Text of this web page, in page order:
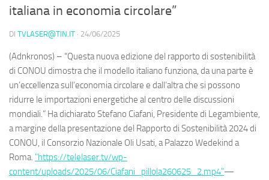
italiana in economia circolare”
DI TVLASER@TIN.IT · 24/06/2025
(Adnkronos) – “Questa nuova edizione del rapporto di sostenibilità
di CONOU dimostra che il modello italiano funziona, da una parte è
un’eccellenza sull’economia circolare e dall’altra che si possono
ridurre le importazioni energetiche al centro delle discussioni
mondiali.” Ha dichiarato Stefano Ciafani, Presidente di Legambiente,
a margine della presentazione del Rapporto di Sostenibilità 2024 di
CONOU, il Consorzio Nazionale Oli Usati, a Palazzo Wedekind a
Roma. "https://telelaser.tv/wp-
content/uploads/2025/06/Ciafani_pillola260625_2.mp4"—